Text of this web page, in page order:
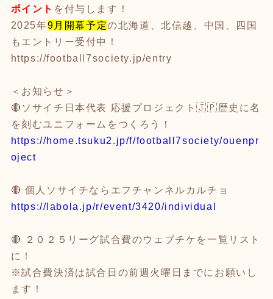
ポイント を付与します！
2025年9月開幕予定の北海道、北信越、中国、四国
もエントリー受付中！
https://football7society.jp/entry
＜お知らせ＞
🔴ソサイチ日本代表 応援プロジェクト🇯🇵歴史に名
を刻むユニフォームをつくろう！
https://home.tsuku2.jp/f/football7society/ouenpr
oject
🔴 個人ソサイチならエフチャンネルカルチョ
https://labola.jp/r/event/3420/individual
🔴 ２０２５リーグ試合費のウェブチケを一覧リスト
に！
※試合費決済は試合日の前週火曜日までにお願いし
ます！